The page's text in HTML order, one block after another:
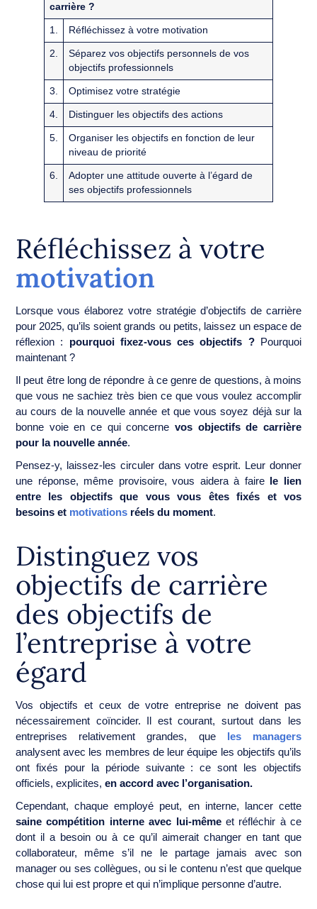
carrière ?
1. Réfléchissez à votre motivation
2.
Séparez vos objectifs personnels de vos
objectifs professionnels
3. Optimisez votre stratégie
4. Distinguer les objectifs des actions
5.
Organiser les objectifs en fonction de leur
niveau de priorité
6.
Adopter une attitude ouverte à l’égard de
ses objectifs professionnels
Réfléchissez à votre
motivation
Lorsque vous élaborez votre stratégie d’objectifs de carrière
pour 2025, qu’ils soient grands ou petits, laissez un espace de
réflexion : pourquoi fixez-vous ces objectifs ?Pourquoi
maintenant ?
Il peut être long de répondre à ce genre de questions, à moins
que vous ne sachiez très bien ce que vous voulez accomplir
au cours de la nouvelle année et que vous soyez déjà sur la
bonne voie en ce qui concerne vos objectifs de carrière
pour la nouvelle année.
Pensez-y, laissez-les circuler dans votre esprit. Leur donner
une réponse, même provisoire, vous aidera à faire le lien
entre les objectifs que vous vous êtes fixés et vos
besoins et motivations réels du moment.
Distinguez vos
objectifs de carrière
des objectifs de
l’entreprise à votre
égard
Vos objectifs et ceux de votre entreprise ne doivent pas
nécessairement coïncider. Il est courant, surtout dans les
entreprises relativement grandes, que les managers
analysent avec les membres de leur équipe les objectifs qu’ils
ont fixés pour la période suivante : ce sont les objectifs
officiels, explicites, en accord avec l’organisation.
Cependant, chaque employé peut, en interne, lancer cette
saine compétition interne avec lui-mêmeet réfléchir à ce
dont il a besoin ou à ce qu’il aimerait changer en tant que
collaborateur, même s’il ne le partage jamais avec son
manager ou ses collègues, ou si le contenu n’est que quelque
chose qui lui est propre et qui n’implique personne d’autre.